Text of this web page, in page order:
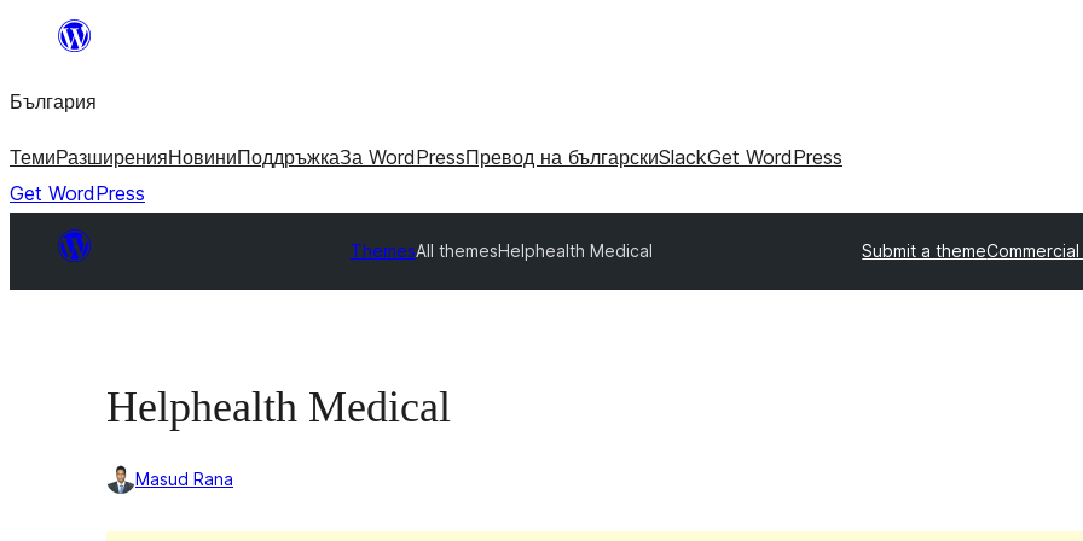
България
ТемиРазширенияНовиниПоддръжкаЗа WordPressПревод на българскиSlackGet WordPress
Get WordPress
ThemesAll themesHelphealth Medical Submit a theme
Helphealth Medical
Masud Rana